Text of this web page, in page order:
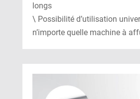
longs
\ Possibilité d’utilisation
n’importe quelle machine à